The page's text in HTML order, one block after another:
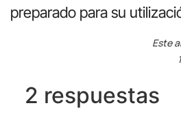
preparado para su
Este
2 respuestas